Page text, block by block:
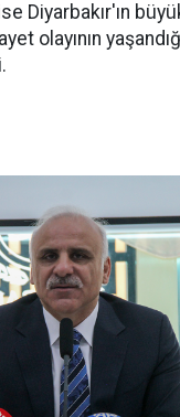
Diyarbakır'ın
olayının